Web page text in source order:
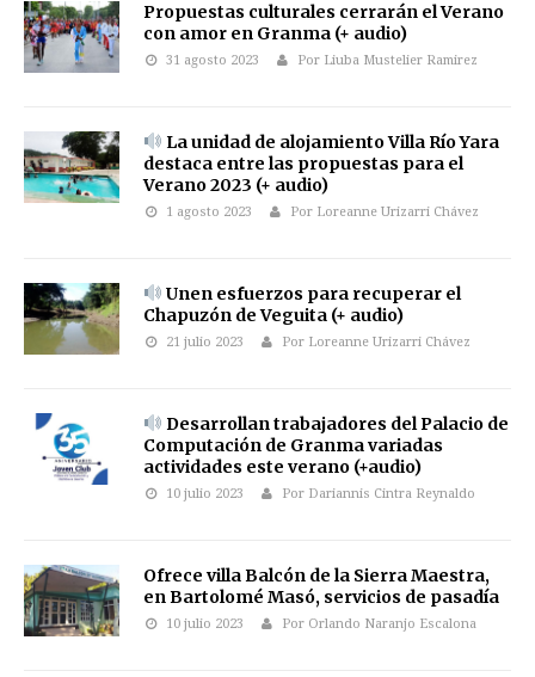
Propuestas culturales cerrarán el Verano
con amor en Granma (+ audio)
31 agosto 2023 Por Liuba Mustelier Ramirez
La unidad de alojamiento Villa Río Yara
destaca entre las propuestas para el
Verano 2023 (+ audio)
1 agosto 2023 Por Loreanne Urizarri Chávez
Unen esfuerzos para recuperar el
Chapuzón de Veguita (+ audio)
21 julio 2023 Por Loreanne Urizarri Chávez
Desarrollan trabajadores del Palacio de
Computación de Granma variadas
actividades este verano (+audio)
10 julio 2023 Por Dariannis Cintra Reynaldo
Ofrece villa Balcón de la Sierra Maestra,
en Bartolomé Masó, servicios de pasadía
10 julio 2023 Por Orlando Naranjo Escalona